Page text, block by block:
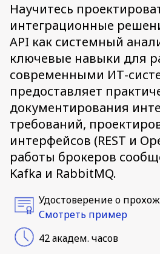
Научитесь
интеграционные
API как системный
ключевые навыки для
современными ИТ-
предоставляет
документирования
требований,
интерфейсов (REST и
работы брокеров
Kafka и RabbitMQ.
Удостоверение о
Смотреть пример
42 академ. часов